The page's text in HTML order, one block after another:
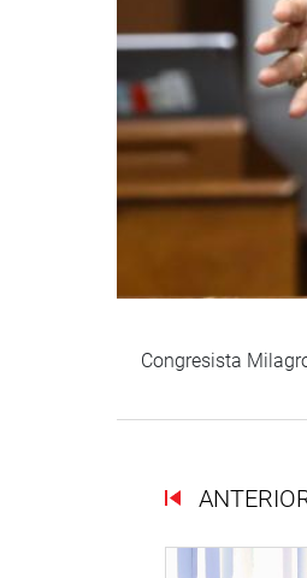
Congresista